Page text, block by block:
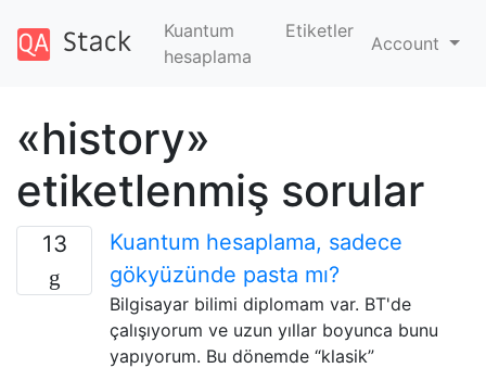
Kuantum
hesaplama
Etiketler
Account
«history»
etiketlenmiş sorular
13
Kuantum hesaplama, sadece
gökyüzünde pasta mı?
Bilgisayar bilimi diplomam var. BT'de
çalışıyorum ve uzun yıllar boyunca bunu
yapıyorum. Bu dönemde “klasik”